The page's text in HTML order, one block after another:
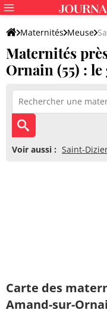
Maternités Meuse
Maternités
Ornain (55) :
Voir aussi : Saint-
Carte des
Amand-sur-